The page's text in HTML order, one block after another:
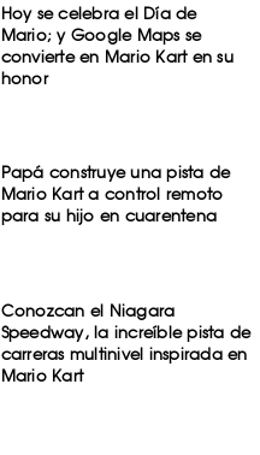
Hoy se celebra el Día de
Mario; y Google Maps se
convierte en Mario Kart en su
honor
Papá construye una pista de
Mario Kart a control remoto
para su hijo en cuarentena
Conozcan el Niagara
Speedway, la increíble pista de
carreras multinivel inspirada en
Mario Kart